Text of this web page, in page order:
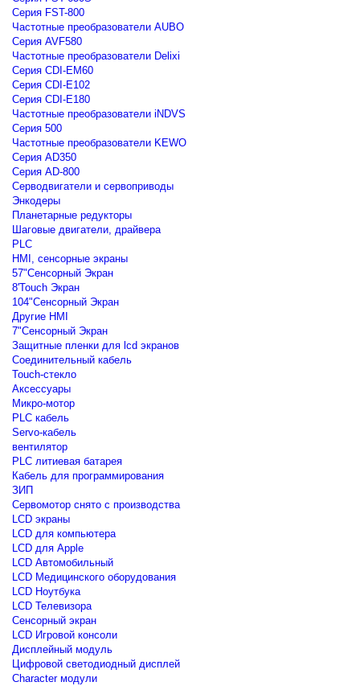
Серия FST-800
Частотные преобразователи AUBO
Серия AVF580
Частотные преобразователи Delixi
Серия CDI-EM60
Серия CDI-E102
Серия CDI-E180
Частотные преобразователи iNDVS
Серия 500
Частотные преобразователи KEWO
Серия AD350
Серия AD-800
Серводвигатели и сервоприводы
Энкодеры
Планетарные редукторы
Шаговые двигатели, драйвера
PLC
HMI, сенсорные экраны
57"Сенсорный Экран
8'Touch Экран
104"Сенсорный Экран
Другие HMI
7"Сенсорный Экран
Защитные пленки для lcd экранов
Соединительный кабель
Touch-стекло
Аксессуары
Микро-мотор
PLC кабель
Servo-кабель
вентилятор
PLC литиевая батарея
Кабель для программирования
ЗИП
Сервомотор снято с производства
LCD экраны
LCD для компьютера
LCD для Apple
LCD Автомобильный
LCD Медицинского оборудования
LCD Ноутбука
LCD Телевизора
Сенсорный экран
LCD Игровой консоли
Дисплейный модуль
Цифровой светодиодный дисплей
Сharacter модули